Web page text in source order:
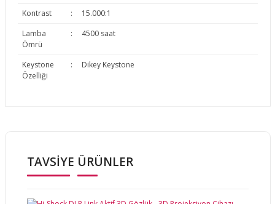
Kontrast
:
15.000:1
Lamba
Ömrü
: 4500 saat
Keystone
Özelliği
: Dikey Keystone
Görüş ve önerileriniz için teşekkür ederiz.
TAVSİYE ÜRÜNLER